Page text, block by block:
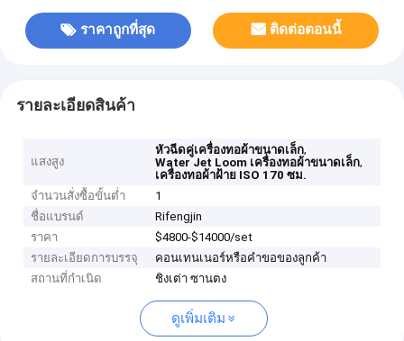
ราคาถูกที่สุด ติดต่อตอนนี้
รายละเอียดสินค้า
แสงสูง
หัวฉีดคู่เครื่องทอผ้าขนาดเล็ก,
Water Jet Loom เครื่องทอผ้าขนาดเล็ก,
เครื่องทอผ้าฝ้าย ISO 170 ซม.
จำนวนสั่งซื้อขั้นต่ำ
1
ชื่อแบรนด์
Rifengjin
ราคา
$4800-$14000/set
รายละเอียดการบรรจุ
คอนเทนเนอร์หรือคำขอของลูกค้า
สถานที่กำเนิด
ชิงเต่า ซานตง
ดูเพิ่มเติม